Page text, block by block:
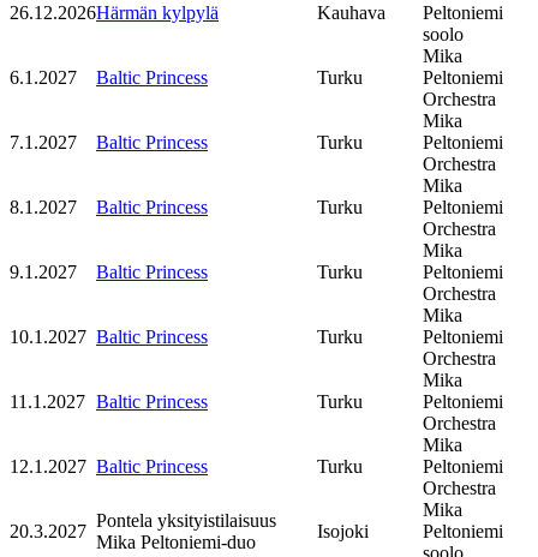
26.12.2026Härmän kylpylä Kauhava
Peltoniemi
soolo
6.1.2027 Baltic Princess Turku
Mika
Peltoniemi
Orchestra
7.1.2027 Baltic Princess Turku
Mika
Peltoniemi
Orchestra
8.1.2027 Baltic Princess Turku
Mika
Peltoniemi
Orchestra
9.1.2027 Baltic Princess Turku
Mika
Peltoniemi
Orchestra
10.1.2027 Baltic Princess Turku
Mika
Peltoniemi
Orchestra
11.1.2027 Baltic Princess Turku
Mika
Peltoniemi
Orchestra
12.1.2027 Baltic Princess Turku
Mika
Peltoniemi
Orchestra
20.3.2027
Pontela yksityistilaisuus
Mika Peltoniemi-duo
Isojoki
Mika
Peltoniemi
soolo